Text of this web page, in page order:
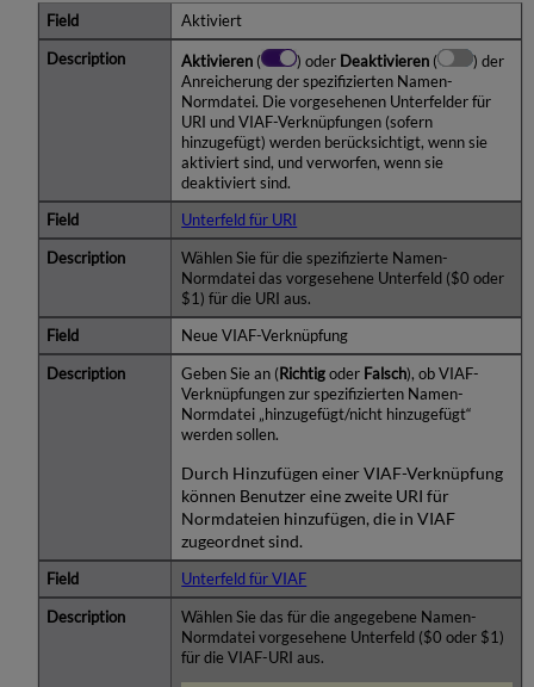
Aktiviert
Aktivieren ( ) oder Deaktivieren (
) der
Anreicherung der spezifizierten Namen-
Normdatei. Die vorgesehenen Unterfelder für
URI und VIAF-Verknüpfungen (sofern
hinzugefügt) werden berücksichtigt, wenn sie
aktiviert sind, und verworfen, wenn sie
deaktiviert sind.
Unterfeld für URI
Wählen Sie für die spezifizierte Namen-
Normdatei das vorgesehene Unterfeld ($0 oder
$1) für die URI aus.
Neue VIAF-Verknüpfung
Geben Sie an (Richtigoder Falsch), ob VIAF-
Verknüpfungen zur spezifizierten Namen-
Normdatei „hinzugefügt/nicht hinzugefügt“
werden sollen.
Durch Hinzufügen einer VIAF-Verknüpfung
können Benutzer eine zweite URI für
Normdateien hinzufügen, die in VIAF
zugeordnet sind.
Unterfeld für VIAF
Wählen Sie das für die angegebene Namen-
Normdatei vorgesehene Unterfeld ($0 oder $1)
für die VIAF-URI aus.